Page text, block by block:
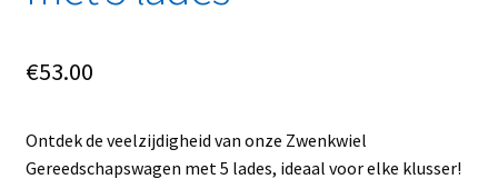
€53.00
Ontdek de veelzijdigheid van onze Zwenkwiel
Gereedschapswagen met 5 lades, ideaal voor elke klusser!